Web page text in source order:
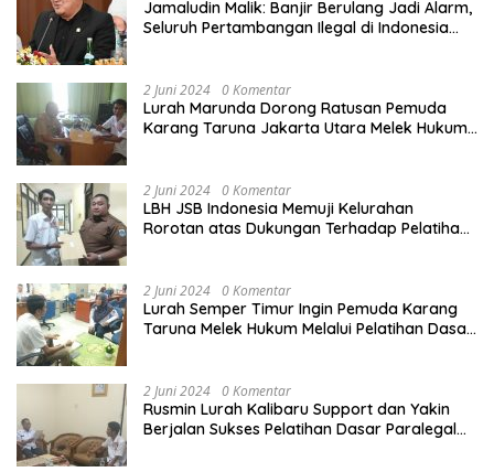
Jamaludin Malik: Banjir Berulang Jadi Alarm,
Seluruh Pertambangan Ilegal di Indonesia
2 Juni 2024 0 Komentar
Lurah Marunda Dorong Ratusan Pemuda
Karang Taruna Jakarta Utara Melek Hukum
2 Juni 2024 0 Komentar
LBH JSB Indonesia Memuji Kelurahan
Rorotan atas Dukungan Terhadap Pelatihan
2 Juni 2024 0 Komentar
Lurah Semper Timur Ingin Pemuda Karang
Taruna Melek Hukum Melalui Pelatihan Dasar
2 Juni 2024 0 Komentar
Rusmin Lurah Kalibaru Support dan Yakin
Berjalan Sukses Pelatihan Dasar Paralegal